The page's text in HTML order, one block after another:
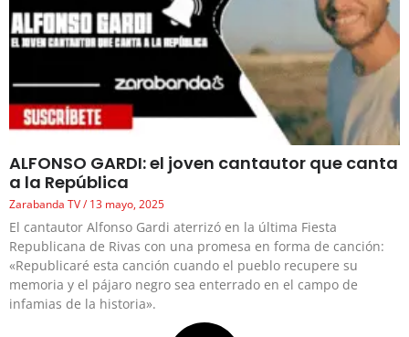
ALFONSO GARDI: el joven cantautor que canta
a la República
Zarabanda TV 13 mayo, 2025
El cantautor Alfonso Gardi aterrizó en la última Fiesta
Republicana de Rivas con una promesa en forma de canción:
«Republicaré esta canción cuando el pueblo recupere su
memoria y el pájaro negro sea enterrado en el campo de
infamias de la historia».